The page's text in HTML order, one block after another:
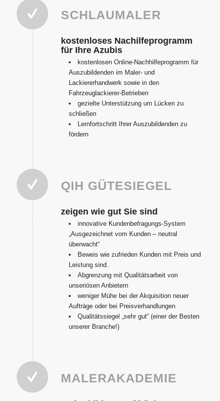
SCHLAUMALER
kostenloses Nachilfeprogramm
für Ihre Azubis
kostenlosen Online-Nachhilfeprogramm für
Auszubildenden im Maler- und
Lackiererhandwerk sowie in den
Fahrzeuglackierer-Betrieben
gezielte Unterstützung um Lücken zu
schließen
Lernfortschritt Ihrer Auszubildenden zu
fördern
QIH GÜTESIEGEL
zeigen wie gut Sie sind
innovative Kundenbefragungs-System
„Ausgezeichnet vom Kunden – neutral
überwacht“
Beweis wie zufrieden Kunden mit Preis und
Leistung sind.
Abgrenzung mit Qualitätsarbeit von
unseriösen Anbietern
weniger Mühe bei der Akquisition neuer
Aufträge oder bei Preisverhandlungen
Qualitätssiegel „sehr gut“ (einer der Besten
unserer Branche!)
MALERAKADEMIE